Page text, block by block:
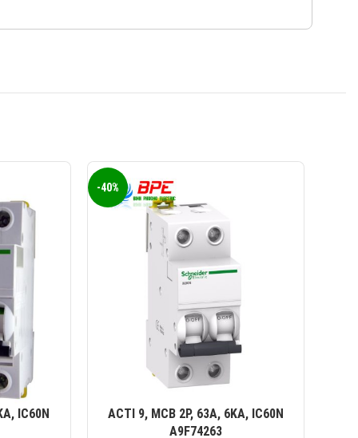
IC60N
-40%
ACTI 9, MCB 2P, 63A, 6KA, IC60N
A9F74263